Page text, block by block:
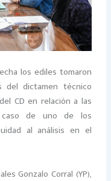
los ediles tomaron
del dictamen técnico
CD en relación a las
caso de uno de los
al análisis en el
Gonzalo Corral (YP),